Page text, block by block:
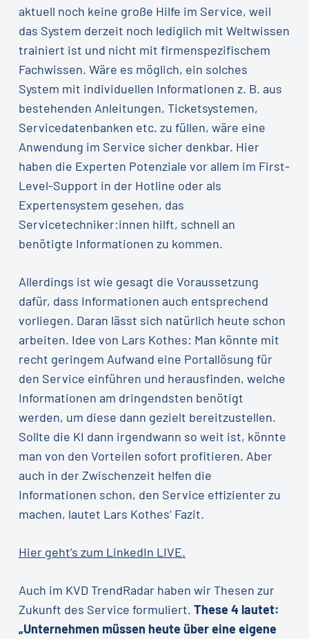
aktuell noch keine große Hilfe im Service, weil
das System derzeit noch lediglich mit Weltwissen
trainiert ist und nicht mit firmenspezifischem
Fachwissen. Wäre es möglich, ein solches
System mit individuellen Informationen z. B. aus
bestehenden Anleitungen, Ticketsystemen,
Servicedatenbanken etc. zu füllen, wäre eine
Anwendung im Service sicher denkbar. Hier
haben die Experten Potenziale vor allem im First-
Level-Support in der Hotline oder als
Expertensystem gesehen, das
Servicetechniker:innen hilft, schnell an
benötigte Informationen zu kommen.
Allerdings ist wie gesagt die Voraussetzung
dafür, dass Informationen auch entsprechend
vorliegen. Daran lässt sich natürlich heute schon
arbeiten. Idee von Lars Kothes: Man könnte mit
recht geringem Aufwand eine Portallösung für
den Service einführen und herausfinden, welche
Informationen am dringendsten benötigt
werden, um diese dann gezielt bereitzustellen.
Sollte die KI dann irgendwann so weit ist, könnte
man von den Vorteilen sofort profitieren. Aber
auch in der Zwischenzeit helfen die
Informationen schon, den Service effizienter zu
machen, lautet Lars Kothes‘ Fazit.
Hier geht’s zum LinkedIn LIVE.
Auch im KVD TrendRadar haben wir Thesen zur
Zukunft des Service formuliert. These 4 lautet:
„Unternehmen müssen heute über eine eigene